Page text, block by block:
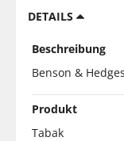
DETAILS
Beschreibung
Benson &
Produkt
Tabak